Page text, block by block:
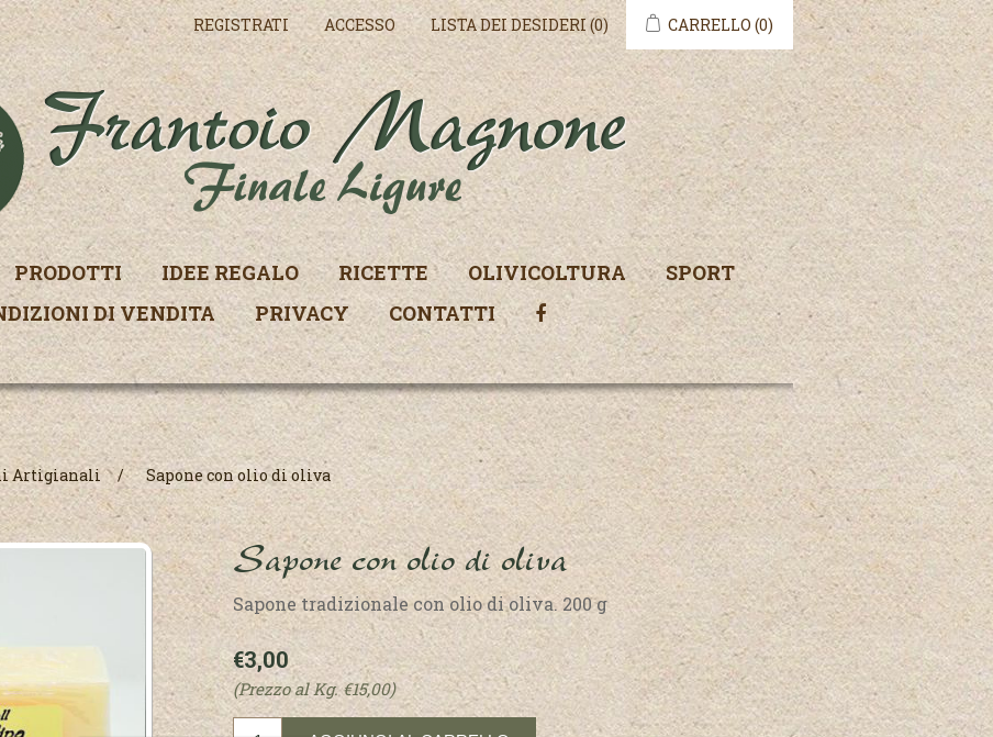
REGISTRATI ACCESSO LISTA DEI DESIDERI(0) CARRELLO (0)
PRODOTTI IDEE REGALO RICETTE OLIVICOLTURA
SPORT
DI VENDITA
PRIVACY CONTATTI
Artigianali / Sapone con olio di oliva
Sapone con olio di oliva
Sapone tradizionale con olio di oliva. 200 g
€3,00
(Prezzo al Kg. €15,00)